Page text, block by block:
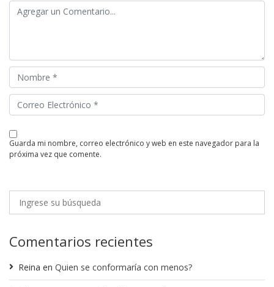
guarda mi nombre, correo electrónico y web en este navegador para la
próxima vez que comente.
Comentarios recientes
Reina en Quien se conformaría con menos?